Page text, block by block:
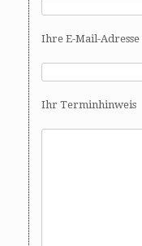
Ihre E-Mail-
Ihr Terminhinweis